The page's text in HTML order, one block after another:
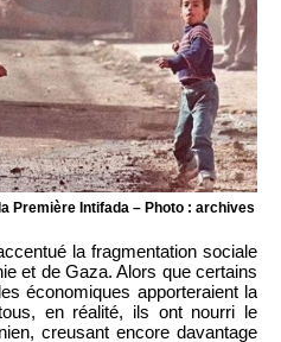
Première Intifada – Photo : archives
la fragmentation sociale
et de Gaza. Alors que certains
économiques apporteraient la
en réalité, ils ont nourri le
creusant encore davantage